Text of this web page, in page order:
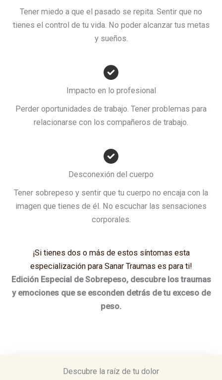
Tener miedo a que el pasado se repita. Sentir que no
tienes el control de tu vida. No poder alcanzar tus metas
y sueños.
Impacto en lo profesional
Perder oportunidades de trabajo. Tener problemas para
relacionarse con los compañeros de trabajo.
Desconexión del cuerpo
Tener sobrepeso y sentir que tu cuerpo no encaja con la
imagen que tienes de él. No escuchar las sensaciones
corporales.
¡Si tienes dos o más de estos síntomas esta
especialización para Sanar Traumas es para ti!
Edición Especial de Sobrepeso, descubre los traumas
y emociones que se esconden detrás de tu exceso de
peso.
Descubre la raíz de tu dolor